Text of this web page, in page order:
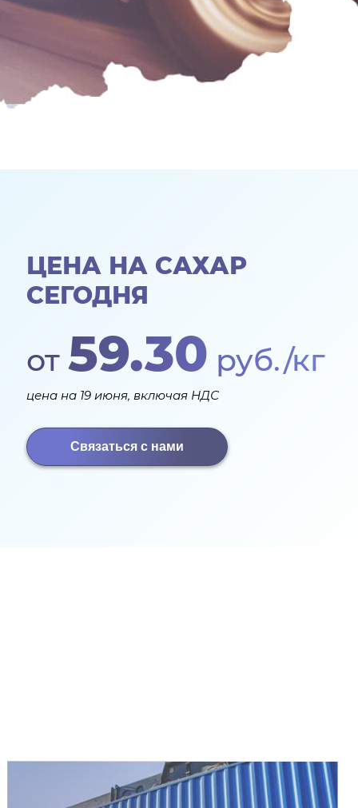
ЦЕНА НА САХАР
СЕГОДНЯ
от 59.30 руб./кг
цена на 19 июня, включая НДС
Связаться с нами